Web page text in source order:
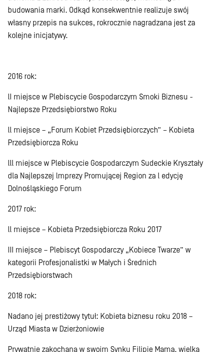
budowania marki. Odkąd konsekwentnie realizuje swój
własny przepis na sukces, rokrocznie nagradzana jest za
kolejne inicjatywy.
2016 rok:
lI miejsce w Plebiscycie Gospodarczym Smoki Biznesu -
Najlepsze Przedsiębiorstwo Roku
ll miejsce – „Forum Kobiet Przedsiębiorczych” – Kobieta
Przedsiębiorcza Roku
lll miejsce w Plebiscycie Gospodarczym Sudeckie Kryształy
dla Najlepszej lmprezy Promującej Region za l edycję
Dolnośląskiego Forum
2017 rok:
ll miejsce – Kobieta Przedsiębiorcza Roku 2017
III miejsce – Plebiscyt Gospodarczy „Kobiece Twarze” w
kategorii Profesjonalistki w Małych i Średnich
Przedsiębiorstwach
2018 rok:
Nadano jej prestiżowy tytuł: Kobieta biznesu roku 2018 –
Urząd Miasta w Dzierżoniowie
Prywatnie zakochana w swoim Synku Filipie Mama, wielka